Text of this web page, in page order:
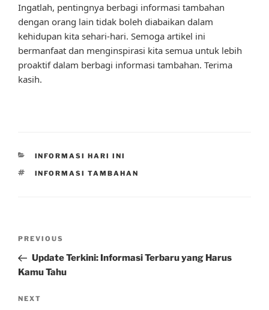
Ingatlah, pentingnya berbagi informasi tambahan
dengan orang lain tidak boleh diabaikan dalam
kehidupan kita sehari-hari. Semoga artikel ini
bermanfaat dan menginspirasi kita semua untuk lebih
proaktif dalam berbagi informasi tambahan. Terima
kasih.
CATEGORIES
INFORMASI HARI INI
TAGS
INFORMASI TAMBAHAN
Previous
Post
PREVIOUS
Update Terkini: Informasi Terbaru yang Harus
Kamu Tahu
Next
NEXT